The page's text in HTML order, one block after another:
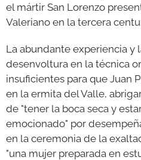
el mártir San Lorenzo
Valeriano en la tercera
La abundante experiencia y
desenvoltura en la técnica
insuficientes para que Juan
en la ermita del Valle,
de "tener la boca seca y
emocionado" por
en la ceremonia de la
"una mujer preparada en